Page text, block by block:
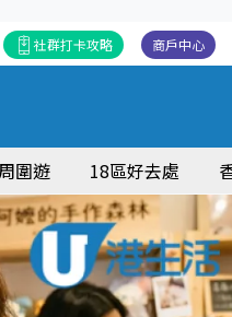
商戶中心
社群打卡攻略
圍遊 18區好去處